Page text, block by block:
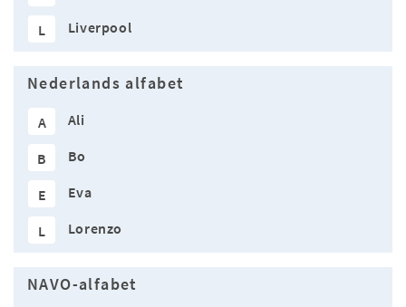
L Liverpool
Nederlands alfabet
A Ali
B Bo
E Eva
L Lorenzo
NAVO-alfabet